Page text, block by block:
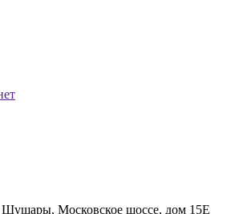
Шушары, Московское шоссе, дом 15Е